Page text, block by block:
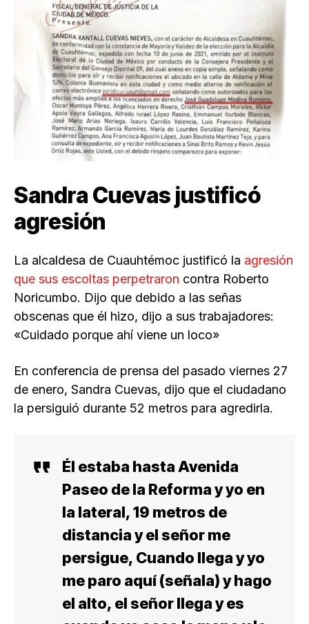
Sandra Cuevas justificó
agresión
La alcaldesa de Cuauhtémoc justificó la agresión
que sus escoltas perpetraron contra Roberto
Noricumbo. Dijo que debido a las señas
obscenas que él hizo, dijo a sus trabajadores:
«Cuidado porque ahí viene un loco»
En conferencia de prensa del pasado viernes 27
de enero, Sandra Cuevas, dijo que el ciudadano
la persiguió durante 52 metros para agredirla.
Él estaba hasta Avenida
Paseo de la Reforma y yo en
la lateral, 19 metros de
distancia y el señor me
persigue, Cuando llega y yo
me paro aquí (señala) y hago
el alto, el señor llega y es